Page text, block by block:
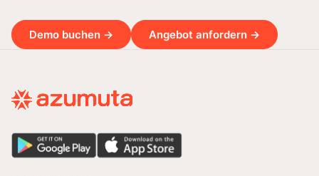
Demo buchen → Angebot anfordern →